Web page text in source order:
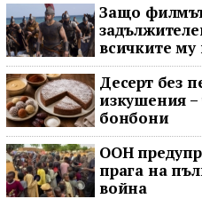
Защо
всичките му
Десерт без
изкушения
бонбони
ООН
прага на
война